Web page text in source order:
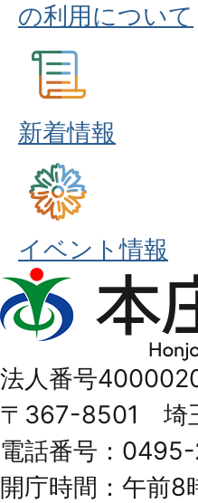
の利用について
新着情報
イベント情報
本
庄
Honjo
City
法人番号
〒367-8501 埼
電話番号：0495-
開庁時間：午前